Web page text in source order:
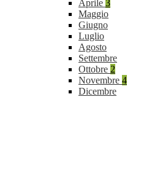
Aprile 3
Maggio
Giugno
Luglio
Agosto
Settembre
Ottobre 2
Novembre 4
Dicembre